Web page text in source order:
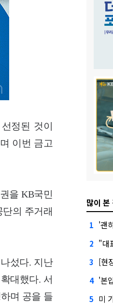
정된 것이
이번 금고
을 KB국민
의 주거래
섰다. 지난
대했다. 서
며 공을 들
많이 본
1 '괜히
2 "대
3 [현장
4 '본
5 미